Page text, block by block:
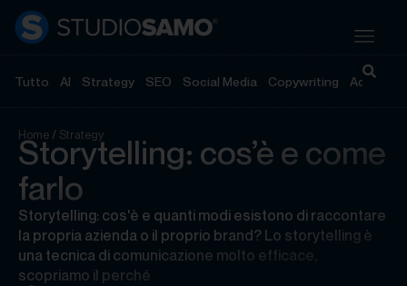
Tutto AI Strategy SEO Social Media Copywriting
Home/ Strategy
Storytelling: cos’è e come
farlo
Storytelling: cos'è e quanti modi esistono di raccontare
la propria azienda o il proprio brand? Lo storytelling è
una tecnica di comunicazione molto efficace,
scopriamo il perché